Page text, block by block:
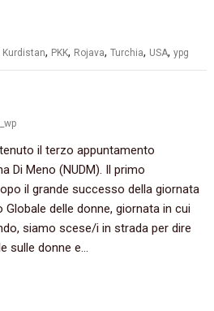
Kurdistan, PKK, Rojava,Turchia, USA,ypg
il terzo appuntamento
Di Meno (NUDM). Il primo
il grande successo della giornata
delle donne, giornata in cui
siamo scese/i in strada per dire
sulle donne e…